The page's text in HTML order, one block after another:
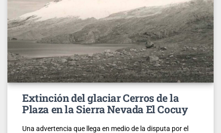
Extinción del glaciar Cerros de la
Plaza en la Sierra Nevada El Cocuy
Una advertencia que llega en medio de la disputa por el